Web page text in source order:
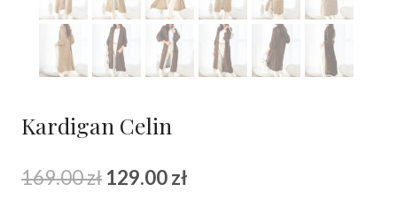
Kardigan Celin
169.00zł Pierwotna
129.00zł